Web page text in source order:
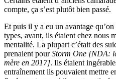
compte, ça s’est plutôt bien passé.
Et puis il y a eu un avantage
types, avant, ils étaient chez nous
mentalité. La plupart c’était des
prenaient pourStorm One [NDA:
mère en 2017]. Ils étaient
entraînement ils pouvaient mettre